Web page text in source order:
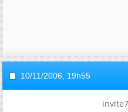
10/11/2006, 19h55